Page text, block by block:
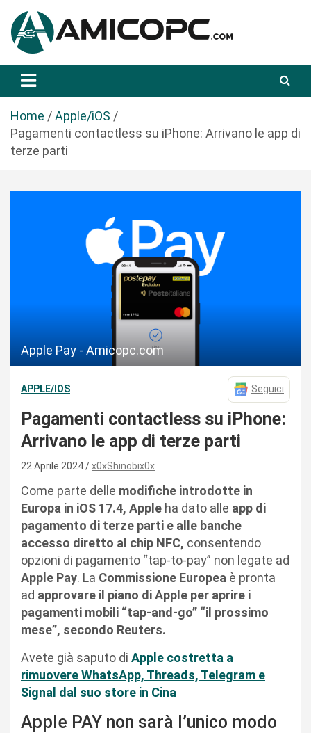
a
Amicopc.com
Home
Apple/iOS
Pagamenti contactless su iPhone: Arrivano le app di
terze parti
Apple Pay - Amicopc.com
APPLE/IOS Seguici
Pagamenti contactless su iPhone:
Arrivano le app di terze parti
22 Aprile 2024 x0xShinobix0x
Come parte delle modifiche introdotte in
Europa in iOS 17.4, Apple ha dato alle app di
pagamento di terze parti e alle banche
accesso diretto al chip NFC, consentendo
opzioni di pagamento “tap-to-pay” non legate ad
Apple Pay. La Commissione Europea è pronta
ad approvare il piano di Apple per aprire i
pagamenti mobili “tap-and-go” “il prossimo
mese”, secondo Reuters.
Avete già saputo di Apple costretta a
rimuovere WhatsApp, Threads, Telegram e
Signal dal suo store in Cina
Apple PAY non sarà l’unico modo